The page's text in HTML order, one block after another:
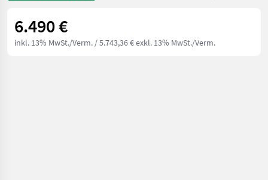
6.490 €
inkl. 13% MwSt./Verm. / 5.743,36 € exkl. 13% MwSt./Verm.